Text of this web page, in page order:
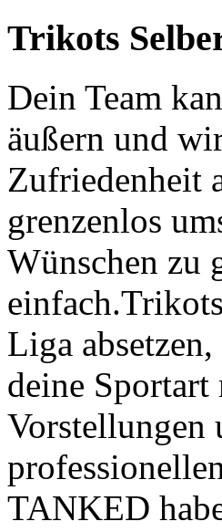
Trikots
Dein Team
äußern und
Zufriedenheit
grenzenlos
Wünschen zu
Liga
deine Sportart
Vorstellungen
TANKED